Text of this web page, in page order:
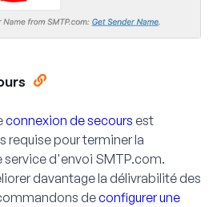
connexion de secours est
requise pour terminer la
d'envoi SMTP.com.
davantage la délivrabilité des
deconfigurer une